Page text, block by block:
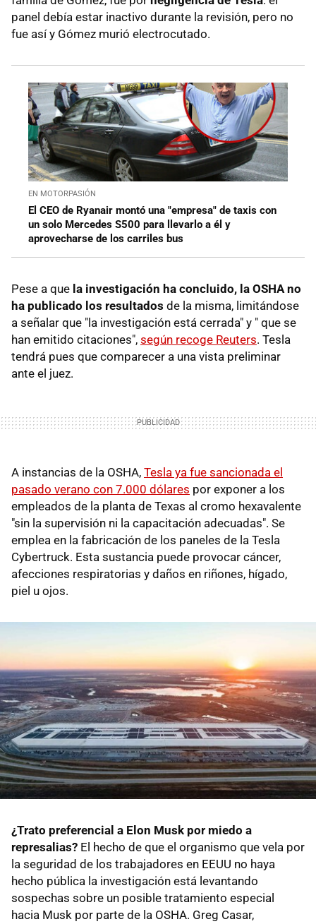
panel debía estar inactivo durante la revisión, pero no
fue así y Gómez murió electrocutado.
EN MOTORPASIÓN
El CEO de Ryanair montó una "empresa" de taxis con
un solo Mercedes S500 para llevarlo a él y
aprovecharse de los carriles bus
Pese a que la investigación ha concluido, la OSHA no
ha publicado los resultados de la misma, limitándose
a señalar que "la investigación está cerrada" y " que se
han emitido citaciones", según recoge Reuters. Tesla
tendrá pues que comparecer a una vista preliminar
ante el juez.
A instancias de la OSHA, Tesla ya fue sancionada el
pasado verano con 7.000 dólares por exponer a los
empleados de la planta de Texas al cromo hexavalente
"sin la supervisión ni la capacitación adecuadas". Se
emplea en la fabricación de los paneles de la Tesla
Cybertruck. Esta sustancia puede provocar cáncer,
afecciones respiratorias y daños en riñones, hígado,
piel u ojos.
¿Trato preferencial a Elon Musk por miedo a
represalias? El hecho de que el organismo que vela por
la seguridad de los trabajadores en EEUU no haya
hecho pública la investigación está levantando
sospechas sobre un posible tratamiento especial
hacia Musk por parte de la OSHA. Greg Casar,